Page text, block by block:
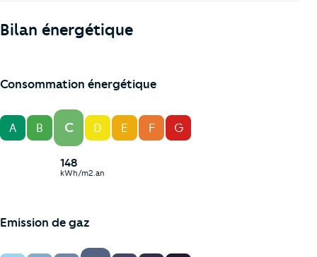
Bilan énergétique
Consommation énergétique
A B C
148
kWh/m2.an
D E F G
Emission de gaz